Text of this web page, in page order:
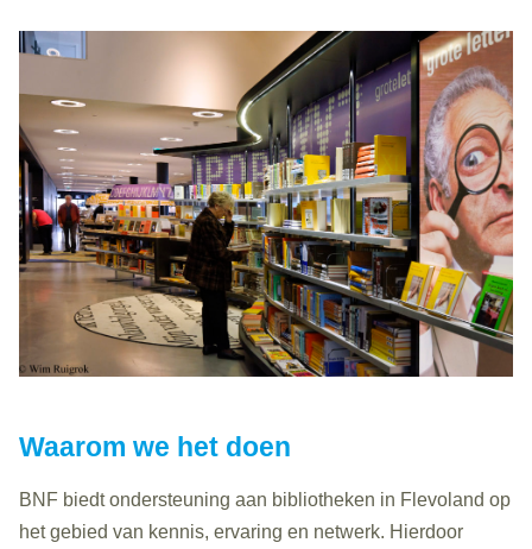
Waarom we het doen
BNF biedt ondersteuning aan bibliotheken in Flevoland op
het gebied van kennis, ervaring en netwerk. Hierdoor